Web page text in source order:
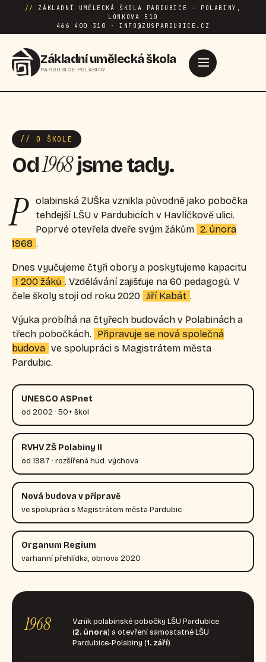
//
ZÁKLADNÍ UMĚLECKÁ ŠKOLA PARDUBICE – POLABINY,
LONKOVA 510
466 400 310 · INFO@ZUSPARDUBICE.CZ
Základní umělecká škola
PARDUBICE-POLABINY
// O ŠKOLE
Od1968jsme tady.
P
olabinská ZUŠka vznikla původně jako pobočka
tehdejší LŠU v Pardubicích v Havlíčkově ulici.
Poprvé otevřela dveře svým žákům 2. února
1968 .
Dnes vyučujeme čtyři obory a poskytujeme kapacitu
1 200 žáků . Vzdělávání zajišťuje na 60 pedagogů. V
čele školy stojí od roku 2020 Jiří Kabát .
Výuka probíhá na čtyřech budovách v Polabinách a
třech pobočkách.
Připravuje se nová společná
budova ve spolupráci s Magistrátem města
Pardubic.
UNESCO ASPnet
od 2002 · 50+ škol
RVHV ZŠ Polabiny II
od 1987 · rozšířená hud. výchova
Nová budova v přípravě
ve spolupráci s Magistrátem města Pardubic
Organum Regium
varhanní přehlídka, obnova 2020
1968
Vznik polabinské pobočky LŠU Pardubice
(2. února) a otevření samostatné LŠU
Pardubice-Polabiny (1. září).